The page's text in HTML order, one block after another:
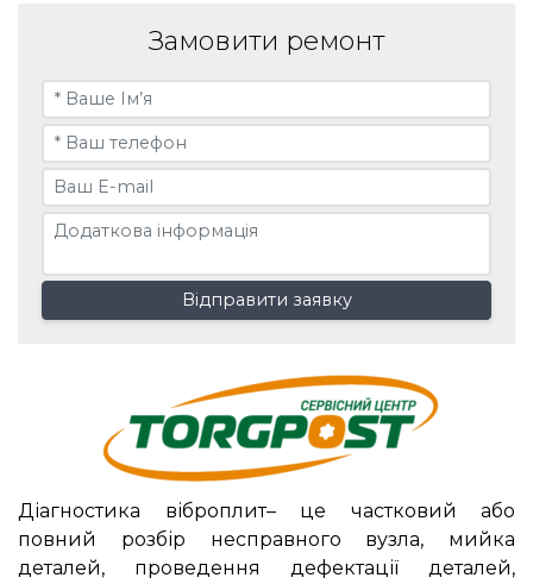
Діагностика віброплит– це частковий або
повний розбір несправного вузла, мийка
деталей, проведення дефектації деталей,
Замовити ремонт
Відправити заявку